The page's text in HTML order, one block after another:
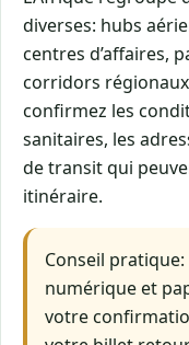
diverses: hubs
centres d’affaires,
corridors
confirmez les
sanitaires, les
de transit qui
itinéraire.
Conseil
numérique et
votre